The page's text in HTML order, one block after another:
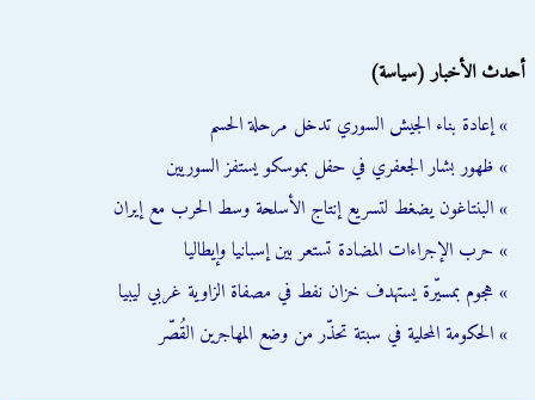
أحدث الأخبار (سياسة)
» إعادة بناء الجيش السوري تدخل مرحلة الحسم
» ظهور بشار الجعفري في حفل بموسكو يستفز السوريين
» البنتاغون يضغط لتسريع إنتاج الأسلحة وسط الحرب مع إيران
» حرب الإجراءات المضادة تستعر بين إسبانيا وإيطاليا
» هجوم بمسيّرة يستهدف خزان نفط في مصفاة الزاوية غربي ليبيا
» الحكومة المحلية في سبتة تحذّر من وضع المهاجرين القُصّر